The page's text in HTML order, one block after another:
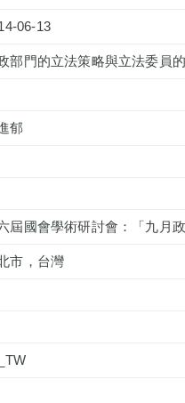
06-13
部門的立法策略與立法委員
郁
屆國會學術研討會：「九月
市，台灣